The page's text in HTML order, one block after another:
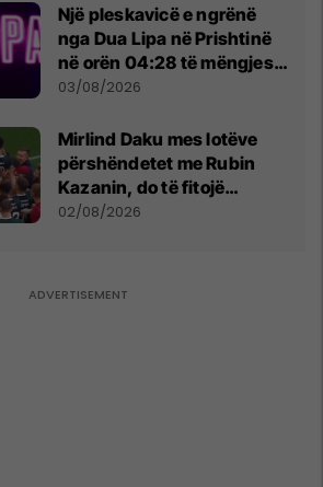
Një pleskavicë e ngrënë
nga Dua Lipa në Prishtinë
në orën 04:28 të mëngjesit
- dhe bota digjitale serbe
03/08/2026
Mirlind Daku mes lotëve
përshëndetet me Rubin
Kazanin, do të fitojë
miliona te Spartak Moska
02/08/2026